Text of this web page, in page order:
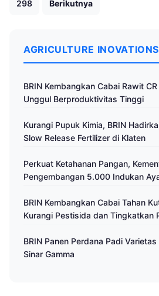
298 Berikutnya
AGRICULTURE INOVATIONS
BRIN Kembangkan Cabai Rawit
Unggul Berproduktivitas Tinggi
Kurangi Pupuk Kimia, BRIN
Slow Release Fertilizer di Klaten
Perkuat Ketahanan Pangan,
Pengembangan 5.000 Indukan
BRIN Kembangkan Cabai Tahan
Kurangi Pestisida dan Tingkatkan
BRIN Panen Perdana Padi
Sinar Gamma